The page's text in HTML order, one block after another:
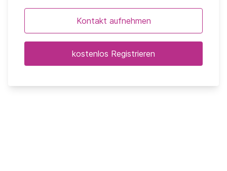
Kontakt aufnehmen
kostenlos Registrieren